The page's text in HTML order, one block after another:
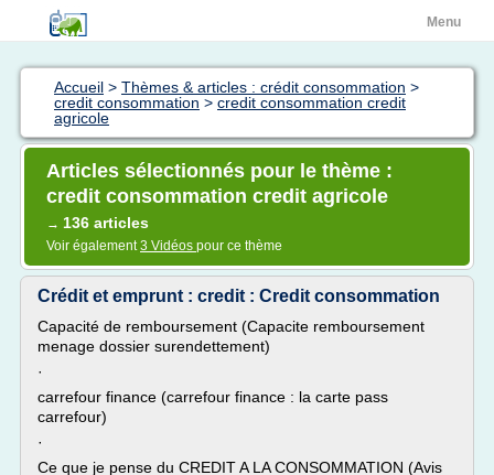
Menu
Accueil > Thèmes & articles : crédit consommation >
credit consommation > credit consommation credit
agricole
Articles sélectionnés pour le thème :
credit consommation credit agricole
→ 136 articles
Voir également3 Vidéos pour ce thème
Crédit et emprunt : credit : Credit consommation
Capacité de remboursement (Capacite remboursement
menage dossier surendettement)
·
carrefour finance (carrefour finance : la carte pass
carrefour)
·
Ce que je pense du CREDIT A LA CONSOMMATION (Avis